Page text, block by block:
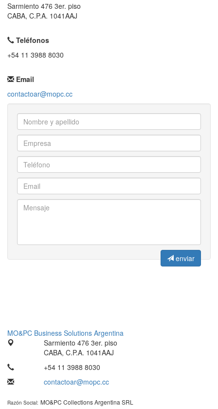
Sarmiento 476 3er. piso
CABA, C.P.A. 1041AAJ
Teléfonos
+54 11 3988 8030
Email
contactoar@mopc.cc
enviar
MO&PC Business Solutions Argentina
Sarmiento 476 3er. piso
CABA, C.P.A. 1041AAJ
+54 11 3988 8030
contactoar@mopc.cc
Razón Social: MO&PC Collections Argentina SRL